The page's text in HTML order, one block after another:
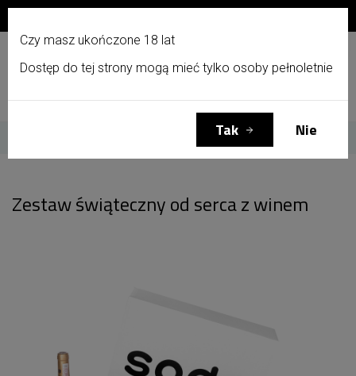
Menu Zaloguj się Koszyk (0)
Zestaw świąteczny od serca z winem
Zestaw świąteczny od serca z winem
Czy masz ukończone 18 lat
Dostęp do tej strony mogą mieć tylko osoby pełnoletnie
Tak Nie